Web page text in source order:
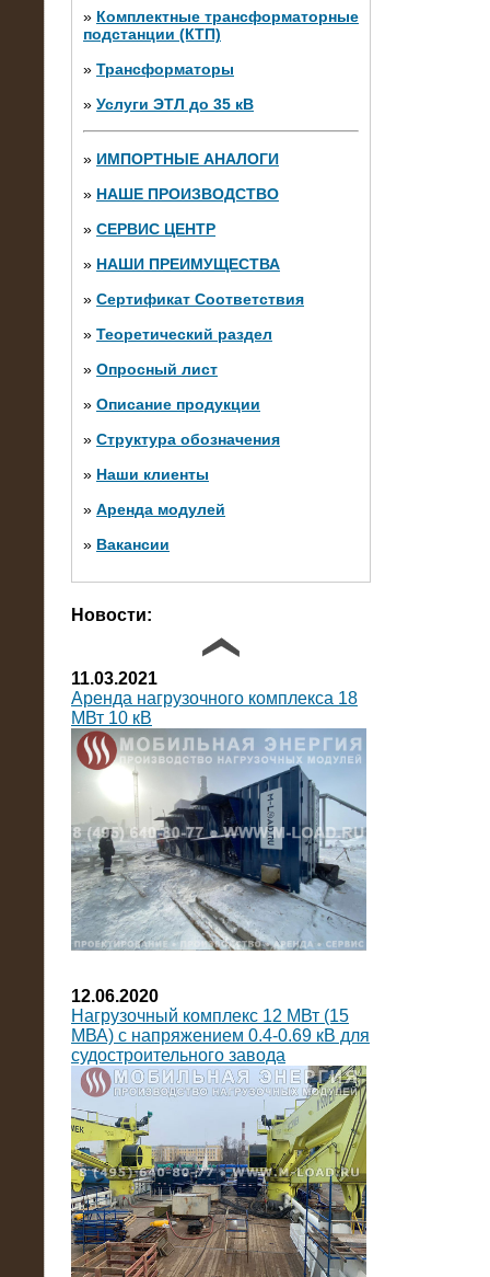
» Комплектные трансформаторные
подстанции (КТП)
» Трансформаторы
» Услуги ЭТЛ до 35 кВ
» ИМПОРТНЫЕ АНАЛОГИ
» НАШЕ ПРОИЗВОДСТВО
» СЕРВИС ЦЕНТР
» НАШИ ПРЕИМУЩЕСТВА
» Сертификат Соответствия
» Теоретический раздел
» Опросный лист
» Описание продукции
» Структура обозначения
» Наши клиенты
» Аренда модулей
» Вакансии
Новости:
28.02.2015
Нагрузочные модули 700 кВт (4
штуки)
10.10.2014
Нагрузочный комплекс 20 МВт в 2
яруса (напряжение 6-10 кВ)
11.03.2021
Аренда нагрузочного комплекса 18
МВт 10 кВ
12.06.2020
Нагрузочный комплекс 12 МВт (15
МВА) с напряжением 0.4-0.69 кВ для
судостроительного завода